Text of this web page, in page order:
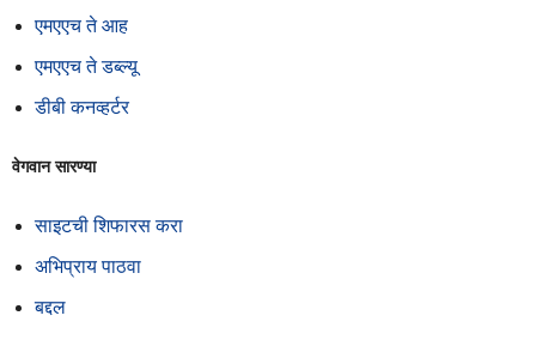
एमएएच ते आह
एमएएच ते डब्ल्यू
डीबी कनव्हर्टर
वेगवान सारण्या
साइटची शिफारस करा
अभिप्राय पाठवा
बद्दल